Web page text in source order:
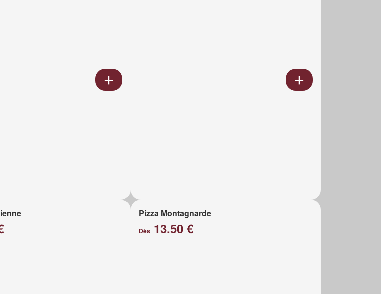
Pizza Montagnarde
Dès 13.50 €